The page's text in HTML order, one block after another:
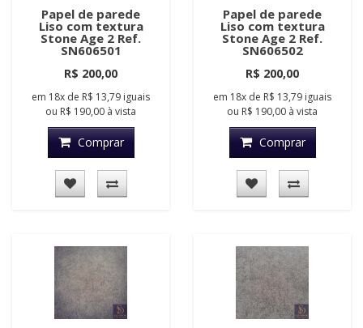
Papel de parede
Liso com textura
Stone Age 2 Ref.
SN606501
R$ 200,00
em 18x de R$ 13,79 iguais
ou R$ 190,00 à vista
Comprar
Papel de parede
Liso com textura
Stone Age 2 Ref.
SN606502
R$ 200,00
em 18x de R$ 13,79 iguais
ou R$ 190,00 à vista
Comprar